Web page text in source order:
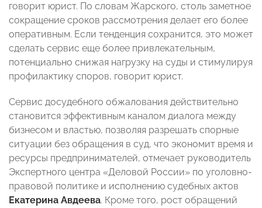
говорит юрист. По словам Жарского, столь заметное
сокращение сроков рассмотрения делает его более
оперативным. Если тенденция сохранится, это может
сделать сервис еще более привлекательным,
потенциально снижая нагрузку на суды и стимулируя
профилактику споров, говорит юрист.
Сервис досудебного обжалования действительно
становится эффективным каналом диалога между
бизнесом и властью, позволяя разрешать спорные
ситуации без обращения в суд, что экономит время и
ресурсы предпринимателей, отмечает руководитель
Экспертного центра «Деловой России» по уголовно-
правовой политике и исполнению судебных актов
Екатерина Авдеева. Кроме того, рост обращений